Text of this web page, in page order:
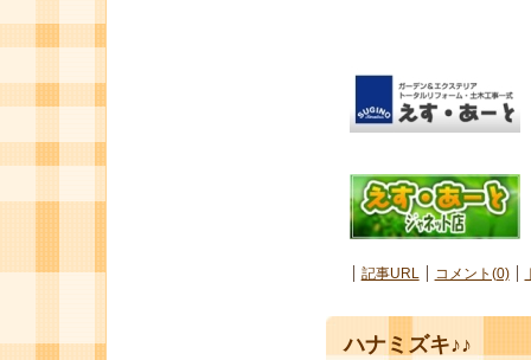
記事URL コメント(0)
ハナミズキ♪♪